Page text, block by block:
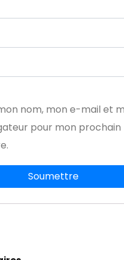
nom, mon e-mail et
pour mon prochain